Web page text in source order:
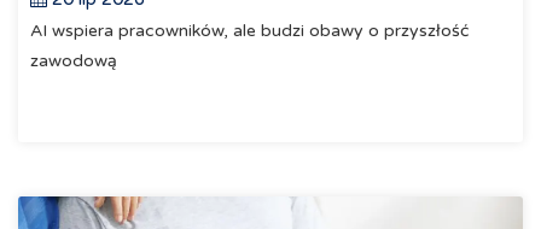
AI wspiera pracowników, ale budzi obawy o przyszłość
zawodową